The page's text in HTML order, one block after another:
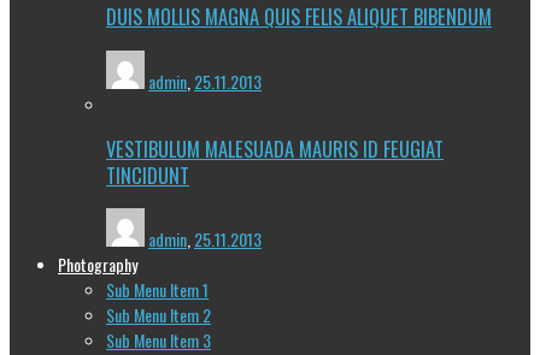
DUIS MOLLIS MAGNA QUIS FELIS ALIQUET BIBENDUM
admin 25.11.2013
VESTIBULUM MALESUADA MAURIS ID FEUGIAT
TINCIDUNT
admin,25.11.2013
Photography
Sub Menu Item 1
Sub Menu Item 2
Sub Menu Item 3